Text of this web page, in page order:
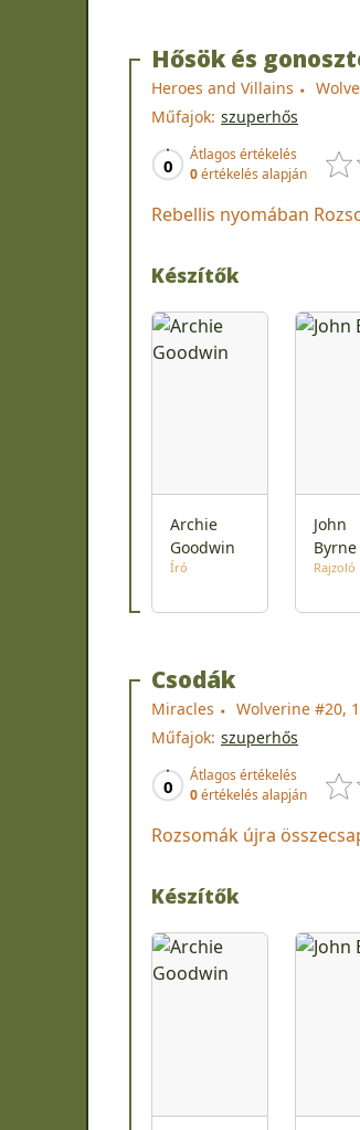
Hősök és
Heroes and Villains
Műfajok: szuperhős
0
Átlagos értékelés
0értékelés alapján
Rebellis nyomában
Készítők
Archie
Goodwin
Író
John
Byrne
Rajzoló
Csodák
Miracles Wolverine #20,
Műfajok: szuperhős
0
Átlagos értékelés
0értékelés alapján
Rozsomák újra
Készítők